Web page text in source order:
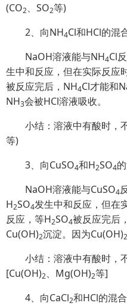
(CO2、SO2等)
2、向NH4Cl和HCl的混
NaOH溶液能与NH4Cl
生中和反应，但在实际反应
被反应完后，NH4Cl才能和
NH3会被HCl溶液吸收。
小结：溶液中有酸时，
等)
3、向CuSO4和H2SO4
NaOH溶液能与CuSO4
H2SO4发生中和反应，但在
反应，等H2SO4被反应完后
Cu(OH)2沉淀。因为Cu(OH)2
小结：溶液中有酸时，
[Cu(OH)2、Mg(OH)2等]
4、向CaCl2和HCl的混